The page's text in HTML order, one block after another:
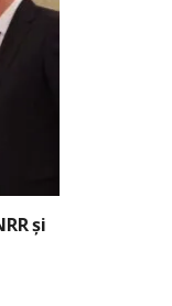
și